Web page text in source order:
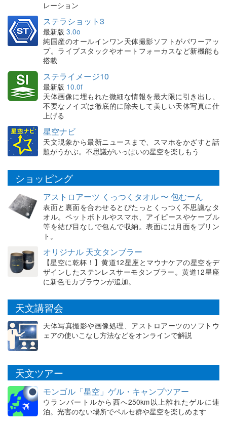
レーション
ステラショット3
最新版 3.0o
純国産のオールインワン天体撮影ソフトがパワーアッ
プ。ライブスタックやオートフォーカスなど新機能も
搭載
ステライメージ10
最新版 10.0f
天体画像に埋もれた微細な情報を最大限に引き出し、
不要なノイズは徹底的に除去して美しい天体写真に仕
上げる
星空ナビ
天文現象から最新ニュースまで、スマホをかざすと話
題がうかぶ。不思議がいっぱいの星空を楽しもう
ショッピング
アストロアーツ くっつくタオル 〜 包むーん
表面と裏面を合わせるとぴたっとくっつく不思議なタ
オル。ペットボトルやスマホ、アイピースやケーブル
等を結び目なしで包んで収納。表面には月面をプリン
ト。
オリジナル 天文タンブラー
【星空に乾杯！】黄道12星座とマウナケアの星空をデ
ザインしたステンレスサーモタンブラー。黄道12星座
に新色モカブラウンが追加。
天文講習会
天体写真撮影や画像処理、アストロアーツのソフトウ
ェアの使いこなし方法などをオンラインで解説
天文ツアー
モンゴル「星空」ゲル・キャンプツアー
ウランバートルから西へ250km以上離れたゲルに連
泊。光害のない場所でペルセ群や星空を楽しめます